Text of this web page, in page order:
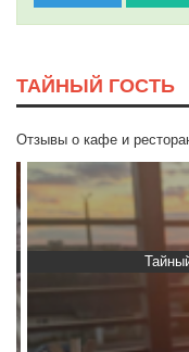
ТАЙНЫЙ ГОСТЬ
Отзывы о кафе и